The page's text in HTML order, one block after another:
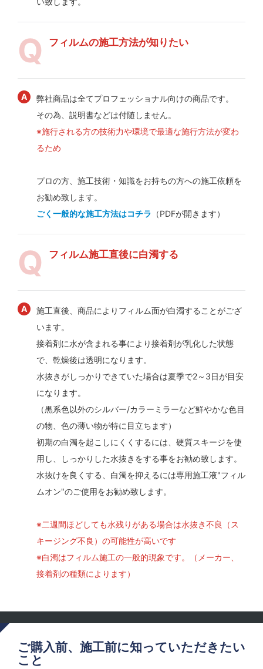
フィルムの施工方法が知りたい
弊社商品は全てプロフェッショナル向けの商品です。
その為、説明書などは付随しません。
※施行される方の技術力や環境で最適な施行方法が変わ
るため
プロの方、施工技術・知識をお持ちの方への施工依頼を
お勧め致します。
ごく一般的な施工方法はコチラ （PDFが開きます）
フィルム施工直後に白濁する
施工直後、商品によりフィルム面が白濁することがござ
います。
接着剤に水が含まれる事により接着剤が乳化した状態
で、乾燥後は透明になります。
水抜きがしっかりできていた場合は夏季で2～3日が目安
になります。
（黒系色以外のシルバー/カラーミラーなど鮮やかな色目
の物、色の薄い物が特に目立ちます）
初期の白濁を起こしにくくするには、硬質スキージを使
用し、しっかりした水抜きをする事をお勧め致します。
水抜けを良くする、白濁を抑えるには専用施工液"フィル
ムオン"のご使用をお勧め致します。
※二週間ほどしても水残りがある場合は水抜き不良（ス
キージング不良）の可能性が高いです
※白濁はフィルム施工の一般的現象です。（メーカー、
接着剤の種類によります）
ご購入前、施工前に知っていただきたい
こと